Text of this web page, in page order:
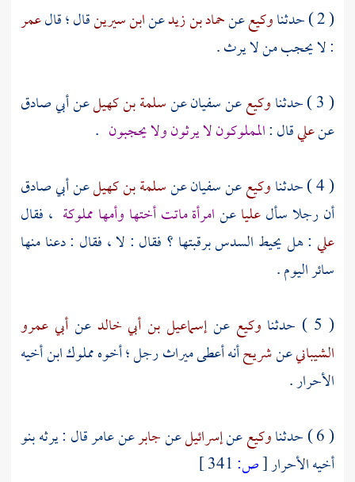
( 2 ) حدثنا
وكيععنحماد بن زيدعنابن سيرينقال ؛ قالعمر
: لا يحجب من لا يرث .
( 3 ) حدثنا
وكيععنسفيانعنسلمة بن كهيلعنأبي صادق
عنعليقال :المملوكون لا يرثون ولا يحجبون .
( 4 ) حدثنا
وكيععنسفيانعنسلمة بن كهيلعنأبي صادق
أن رجلا سألعلياعنامرأة ماتت أختها وأمها مملوكة ، فقال
علي : هل يحيط السدس برقبتها ؟ فقال : لا ، فقال : دعنا منها
سائر اليوم .
( 5 ) حدثنا
وكيععنإسماعيل بن أبي خالدعن أبي عمرو
الشيبانيعنشريحأنه أعطى ميراث رجل ؛ أخوه مملوك ابن أخيه
الأحرار .
( 6 ) حدثنا
وكيععنإسرائيلعنجابرعنعامرقال : يرثه بنو
أخيه الأحرار[ص: